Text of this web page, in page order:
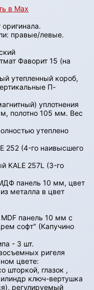
в Max
оригинала.
правые/левые.
Фаворит 15 (на
утепленный короб,
П-
уплотнения
полотно 105 мм. Вес
утеплено
252 (4-го наивысшего
KALE 257L (3-го
панель 10 мм, цвет
металла в цвет
панель 10 мм с
софт" (Капучино
- 3 шт.
ригеля
цвете:
шторкой, глазок ,
ключ-вертушка
регулируемый